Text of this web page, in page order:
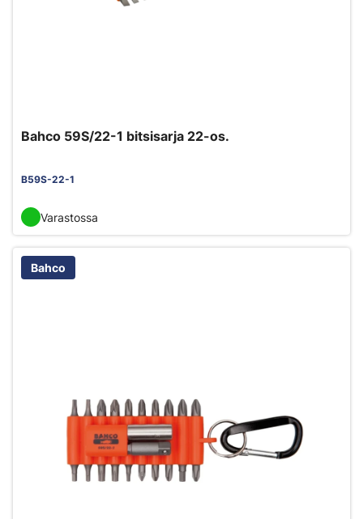
Bahco 59S/22-1 bitsisarja 22-os.
B59S-22-1
Varastossa
Bahco